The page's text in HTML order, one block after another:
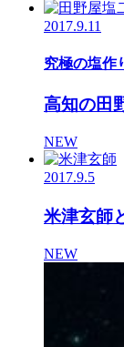
2017.9.11
究極の塩作
高知の田
NEW
2017.9.5
米津玄師
NEW